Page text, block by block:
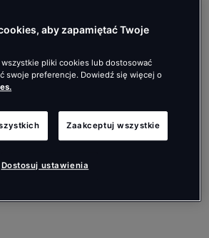
aby zapamiętać Twoje
pliki cookies lub dostosować
swoje preferencje. Dowiedź się więcej o
Zaakceptuj wszystkie
Dostosuj ustawienia